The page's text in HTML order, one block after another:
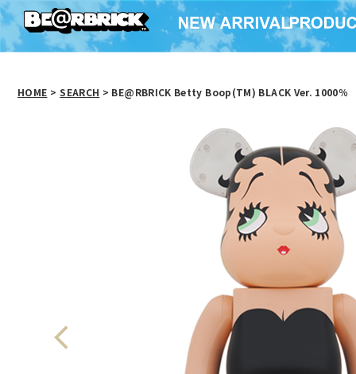
HOME > SEARCH > BE@RBRICK Betty Boop(TM) BLACK Ver. 1000％